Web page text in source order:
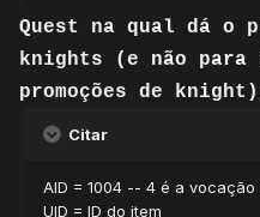
Quest na qual dá o
knights (e não para
promoções de
Citar
AID = 1004 -- 4 é a vocação
UID = ID do item